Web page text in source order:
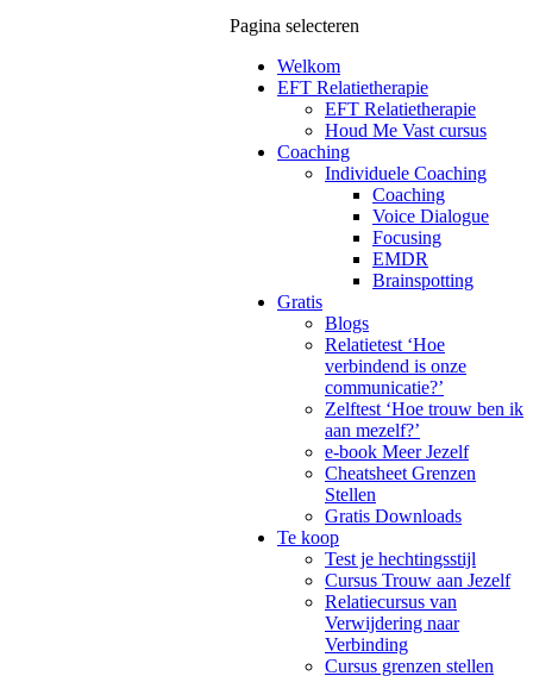
Pagina selecteren
Welkom
EFT Relatietherapie
EFT Relatietherapie
Houd Me Vast cursus
Coaching
Individuele Coaching
Coaching
Voice Dialogue
Focusing
EMDR
Brainspotting
Gratis
Blogs
Relatietest ‘Hoe
verbindend is onze
communicatie?’
Zelftest ‘Hoe trouw ben ik
aan mezelf?’
e-book Meer Jezelf
Cheatsheet Grenzen
Stellen
Gratis Downloads
Te koop
Test je hechtingsstijl
Cursus Trouw aan Jezelf
Relatiecursus van
Verwijdering naar
Verbinding
Cursus grenzen stellen